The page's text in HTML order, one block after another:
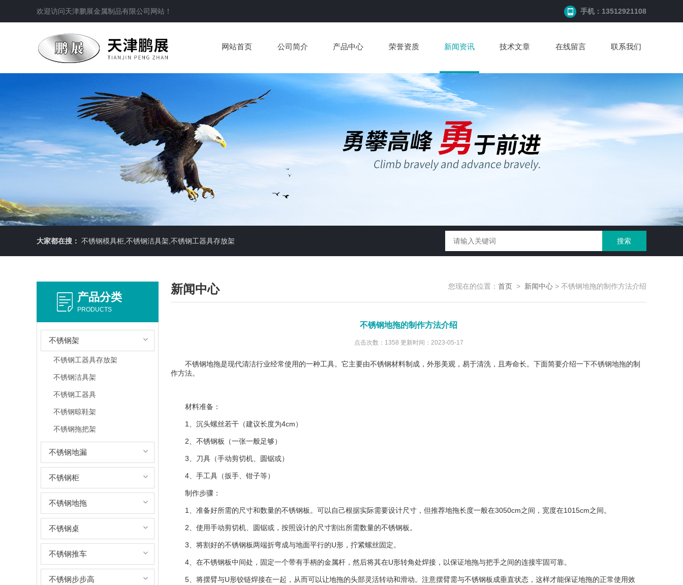
欢迎访问天津鹏展金属制品有限公司 网站！ 手机：13512921108
网站首页 公司简介 产品中心 荣誉资质 新闻资讯 技术文章 在线留言 联系我们
大家都在搜： 不锈钢模具柜,不锈钢洁具架,不锈钢工器具存放架
产品分类
PRODUCTS
不锈钢架
不锈钢工器具存放架
不锈钢洁具架
不锈钢工器具
不锈钢晾鞋架
不锈钢拖把架
不锈钢地漏
不锈钢柜
不锈钢地拖
不锈钢桌
不锈钢推车
不锈钢步步高
新闻中心 您现在的位置： 首页 > 新闻中心 > 不锈钢地拖的制作方法介绍
不锈钢地拖的制作方法介绍
点击次数：1358 更新时间：2023-05-17
不锈钢地拖是现代清洁行业经常使用的一种工具。它主要由不锈钢材料制成，外形美观，易于清洗，且寿命长。下面简要介绍一下不锈钢地拖的制
作方法。
材料准备：
1、沉头螺丝若干（建议长度为4cm）
2、不锈钢板（一张一般足够）
3、刀具（手动剪切机、圆锯或）
4、手工具（扳手、钳子等）
制作步骤：
1、准备好所需的尺寸和数量的不锈钢板。可以自己根据实际需要设计尺寸，但推荐地拖长度一般在3050cm之间，宽度在1015cm之间。
2、使用手动剪切机、圆锯或，按照设计的尺寸割出所需数量的不锈钢板。
3、将割好的不锈钢板两端折弯成与地面平行的U形，拧紧螺丝固定。
4、在不锈钢板中间处，固定一个带有手柄的金属杆，然后将其在U形转角处焊接，以保证地拖与把手之间的连接牢固可靠。
5、将摆臂与U形铰链焊接在一起，从而可以让地拖的头部灵活转动和滑动。注意摆臂需与不锈钢板成垂直状态，这样才能保证地拖的正常使用效